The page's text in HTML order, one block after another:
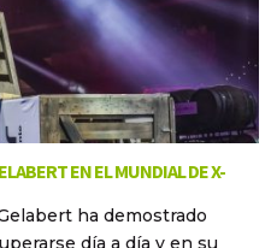
EN EL MUNDIAL DE X-
ha demostrado